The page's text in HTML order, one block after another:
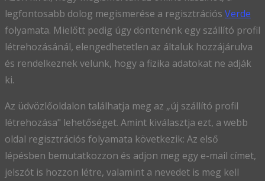
legfontosabb dolog megismerése a regisztrációs Verde
folyamata. Mielőtt pedig úgy döntenénk egy szállító profil
létrehozásánál, elengedhetetlen az általuk hozzájárulva
és rendelkeznek velünk, hogy a fizika adatokat ne adják
ki.
Az üdvözlőoldalon találhatja meg az „új szállító profil
létrehozása" lehetőséget. Amint kiválasztja ezt, a webb
oldal regisztrációs folyamata következik: Az első
lépésben bemutatkozzon és adjon meg egy e-mail címet,
jelszót is hozzon létre, valamint a nevedet is meg kell